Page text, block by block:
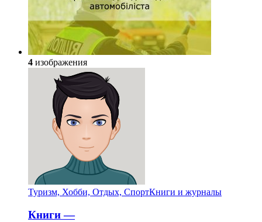
4 изображения
Туризм, Хобби, Отдых, СпортКниги и журналы
Книги —